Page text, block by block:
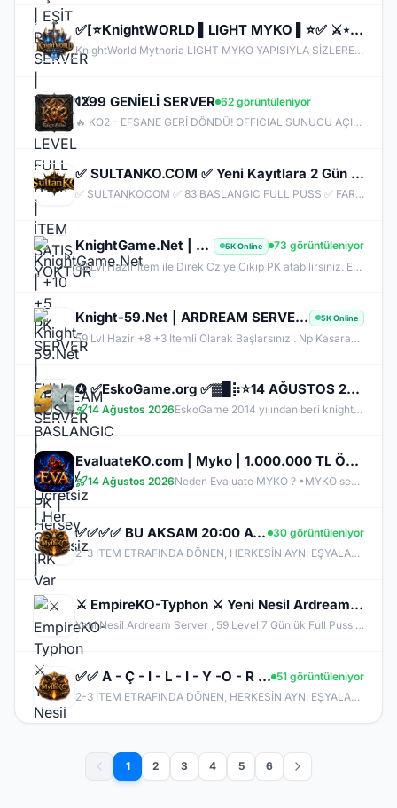
✅[⭐KnightWORLD ▌LIGHT MYKO ▌⭐✅ ⚔️⋆BETA 26 HAZIRAN ⋆⚔️ ✅⚔️KNIGHTWORLD.ONLINE ⚔️ ✅OFFICIAL 3 TEMMUZ✅
KnightWorld Mythoria LIGHT MYKO YAPISIYLA SİZLERE GELİŞTİRİLMİŞ BİR MYKO YAPISINI SUNUYOR CAP 72 OTO MASTER OTO SKILL AÇIK OLACAKTIR BETA 26 HAZIRAN SAAT 20:00 AKTİF OLACAKTIR OFFICIAL 3 TEMMUZ SAAT 20:00 AKTİF OLACAKTIR.
1299 GENİELİ SERVER 62 görüntüleniyor
🔥 KO2 - EFSANE GERİ DÖNDÜ! OFFICIAL SUNUCU AÇILDI! 🔥 Değerli Şövalyeler, Beklenen an geldi! Yenilenmiş yapısı, hile karşıtı koruma sistemi ve eşit Silk/KC ekonomisiyle **KO2 Official** kapılarını açtı! ⚔️ SUNUCU ÖZELLİKLERİ: - 👑 Version: v1299 / v24xx (Kendi versiyonunuzu yazın) - 🛡️ Anti-Cheat: %100 Hile & Koxp Korumalı Özel Güvenlik - ⚖️ Dengeli Drop & XP Oranları - ⚔️ Aktif CZ / Ardream PK & BDW / JR / Chaos Etkinlikleri - 💎 Canlı Ekonomi & Pazar Sistemi
✅ SULTANKO.COM ✅ Yeni Kayıtlara 2 Gün 500x Drop Bonus! ✅⭐ Pk Farm Server Ücretsiz! ⭐ DELTASOFT⭐
✅ SULTANKO.COM ✅ 83 BASLANGIC FULL PUSS ✅ FARM PK SERVER ✅⭐ 29.05.2026 22:00 OFFICIAL ⭐ DELTASOFT⭐
KnightGame.Net | +10 +5 PK SERVER | FULL PUS BASLANGIC | Hersey Ücretsiz | Her Gün IRK Var 5K Online
73 görüntüleniyor
83 Lvl Hazır İtem ile Direk Cz ye Cıkıp PK atabilirsiniz. EXP Kas , İtem kas gibi dert yok .
Knight-59.Net | ARDREAM SERVER | HAZIR ITEM PK | Hersey Ücretsiz | 5K Online
59 Lvl Hazir +8 +3 İtemli Olarak Başlarsınız . Np Kasarak +4 ve +9 İtem alabilirsiniz. Yıllardır Açık.
✪ ✅EskoGame.org ✅▓█⡷⭐14 AĞUSTOS 22.00⭐⢾█▓✅ERKEN KAYITA VİP PAKET HEDİYE !✅▓█⡷👉 v25XX FARM 👈
14 Ağustos 2026 EskoGame 2014 yılından beri knight online pvp sektöründe kesintisiz hizmet vermektedir. Aktif sunucuları +1000 Gündür onlinedir, yeni sunucular senede 1 kere açılır, takipde kalın!
EvaluateKO.com | Myko | 1.000.000 TL Ödül Havuzu | Official : 14 Ağustos 2026 -Cuma 21:00!
14 Ağustos 2026 Neden Evaluate MYKO ? •MYKO sektöründe tecrübeli ve güçlü yönetim •Oyuncu geri bildirimlerine önem veren şeffaf yapı •Play to Win odaklı sistem anlayışı •Dengeli ekonomi ve sürdürülebilir oyun yapısı •Uzun soluklu, plansız kapanma riski olmayan sunucu vizyonu ️Neden VACS Client? Evaluate MYKOKO’da VACS Client altyapısı tercih edilmiştir. Bunun başlıca sebepleri: •4K Client EXE desteği ile yüksek stabilite •Uyumlu sistemlerde 1.000+ FPS performans •Virüssüz, temiz ve optimize edilmiş
✅✅✅✅ BU AKSAM 20:00 AÇILIŞ✅✅✅✅ƁÖYLE BIR SERVER YOK ✅✅✅✅MYTHKO 30 görüntüleniyor
2-3 İTEM ETRAFINDA DÖNEN, HERKESİN AYNI EŞYALARLA OYNADIĞI SUNUCULARDAN BIKMADIN MI? MYTHKO'DA YENİ WEAPON BOXLARI, TAKI SİSTEMLERİ, DRAGON ARMOR, PERK STAT, GÖREVLER, FARM ALANLARI VE KAZANÇ DOLU ETKİNLİKLER SENİ BEKLİYOR! ONLİNE KAL, KC KAZAN, KİLL AL PARA KAZAN, CR VE ETKİNLİKLERDEN ÖDÜLLER TOPLA. BİZDE AMAÇ SADECE PUS DEĞİL; UZUN SOLUKLU, EMEK VERDİKÇE KAZANDIĞIN GERÇEK BİR PvP DENEYİMİ!
⚔️ EmpireKO-Typhon ⚔️ Yeni Nesil Ardream Server v2508 - DX11 ⚔️Official Açıldı⚔️
Yeni Nesil Ardream Server , 59 Level 7 Günlük Full Puss Başlangıç Genie, Clan Premium, Speed Potion, Superior Cab ücretsizdir.
✅✅ A - Ç - I - L - I - Y -O - R ✅✅✅✅ƁÖYLE BIR SERVER YOK ✅✅✅✅MYTHKO 51 görüntüleniyor
2-3 İTEM ETRAFINDA DÖNEN, HERKESİN AYNI EŞYALARLA OYNADIĞI SUNUCULARDAN BIKMADIN MI? MYTHKO'DA YENİ WEAPON BOXLARI, TAKI SİSTEMLERİ, DRAGON ARMOR, PERK STAT, GÖREVLER, FARM ALANLARI VE KAZANÇ DOLU ETKİNLİKLER SENİ BEKLİYOR! ONLİNE KAL, KC KAZAN, KİLL AL PARA KAZAN, CR VE ETKİNLİKLERDEN ÖDÜLLER TOPLA. BİZDE AMAÇ SADECE PUS DEĞİL; UZUN SOLUKLU, EMEK VERDİKÇE KAZANDIĞIN GERÇEK BİR PvP DENEYİMİ!
1 2 3 4 5 6